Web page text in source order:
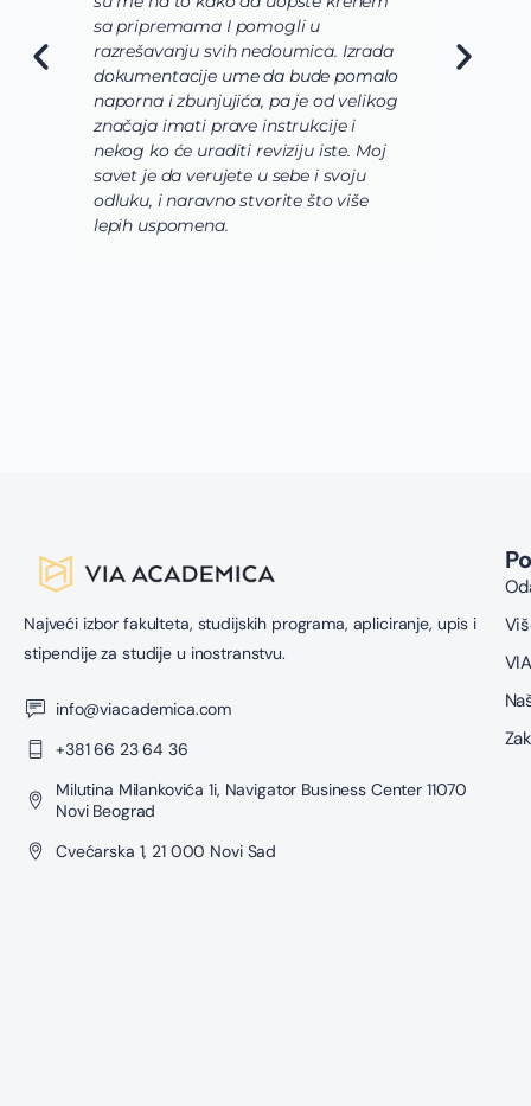
sa pripremama I pomogli u
razrešavanju svih nedoumica. Izrada
dokumentacije ume da bude pomalo
naporna i zbunjujića, pa je od velikog
značaja imati prave instrukcije i
nekog ko će uraditi reviziju iste. Moj
savet je da verujete u sebe i svoju
odluku, i naravno stvorite što više
lepih uspomena.
Najveći izbor fakulteta, studijskih programa, apliciranje, upis i
stipendije za studije u inostranstvu.
info@viacademica.com
+381 66 23 64 36
Milutina Milankovića 1i, Navigator Business Center 11070
Novi Beograd
Cvećarska 1, 21 000 Novi Sad